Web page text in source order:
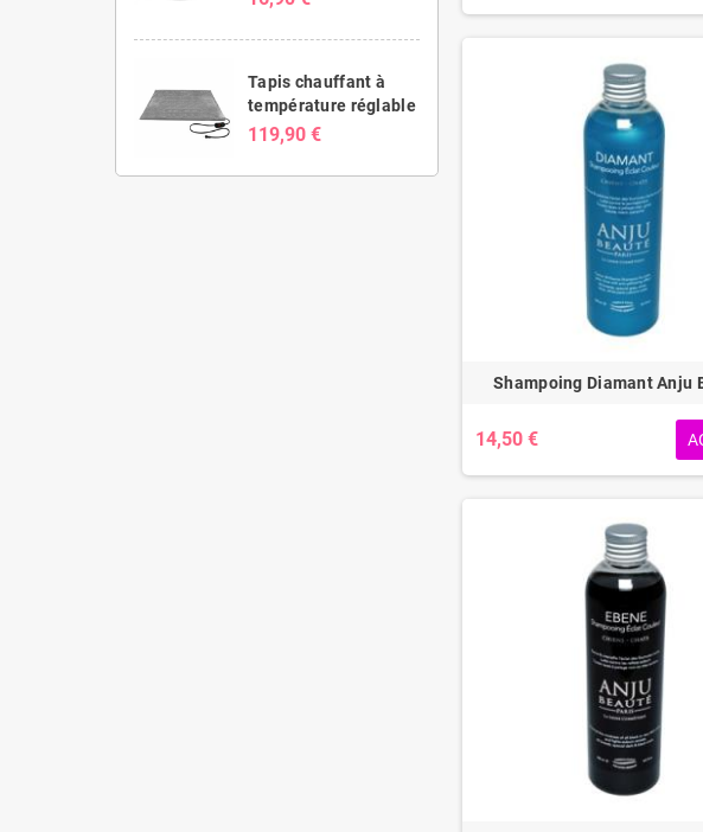
Tapis chauffant à
température réglable
119,90 €
Shampoing Diamant Anju
14,50 €